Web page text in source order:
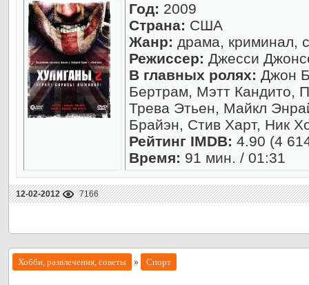
Год: 2009
Страна: США
Жанр: драма, криминал,
Режиссер: Джесси
В главных ролях: Джон
Бертрам, Мэтт Кандито,
Трева Этьен, Майкл
Брайэн, Стив Харт, Ник
Рейтинг IMDB: 4.90 (4
Время: 91 мин. / 01:31
12-02-2012 7166
Хобби, развлечения, советы » Спорт